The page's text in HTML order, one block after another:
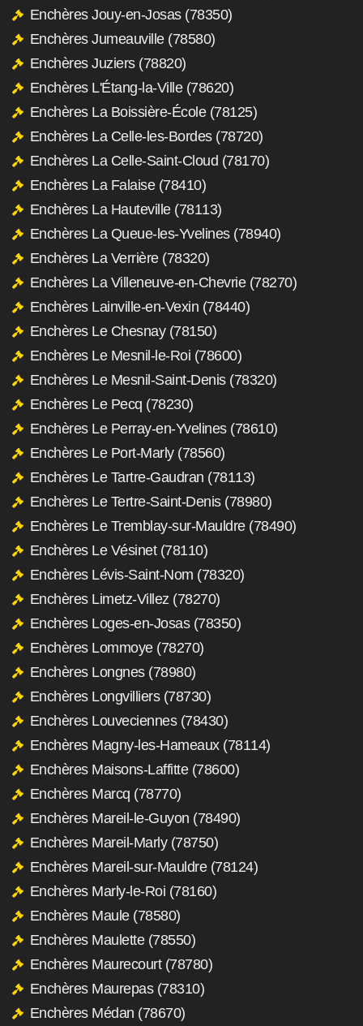
Enchères Jouy-en-Josas (78350)
Enchères Jumeauville (78580)
Enchères Juziers (78820)
Enchères L'Étang-la-Ville (78620)
Enchères La Boissière-École (78125)
Enchères La Celle-les-Bordes (78720)
Enchères La Celle-Saint-Cloud (78170)
Enchères La Falaise (78410)
Enchères La Hauteville (78113)
Enchères La Queue-les-Yvelines (78940)
Enchères La Verrière (78320)
Enchères La Villeneuve-en-Chevrie (78270)
Enchères Lainville-en-Vexin (78440)
Enchères Le Chesnay (78150)
Enchères Le Mesnil-le-Roi (78600)
Enchères Le Mesnil-Saint-Denis (78320)
Enchères Le Pecq (78230)
Enchères Le Perray-en-Yvelines (78610)
Enchères Le Port-Marly (78560)
Enchères Le Tartre-Gaudran (78113)
Enchères Le Tertre-Saint-Denis (78980)
Enchères Le Tremblay-sur-Mauldre (78490)
Enchères Le Vésinet (78110)
Enchères Lévis-Saint-Nom (78320)
Enchères Limetz-Villez (78270)
Enchères Loges-en-Josas (78350)
Enchères Lommoye (78270)
Enchères Longnes (78980)
Enchères Longvilliers (78730)
Enchères Louveciennes (78430)
Enchères Magny-les-Hameaux (78114)
Enchères Maisons-Laffitte (78600)
Enchères Marcq (78770)
Enchères Mareil-le-Guyon (78490)
Enchères Mareil-Marly (78750)
Enchères Mareil-sur-Mauldre (78124)
Enchères Marly-le-Roi (78160)
Enchères Maule (78580)
Enchères Maulette (78550)
Enchères Maurecourt (78780)
Enchères Maurepas (78310)
Enchères Médan (78670)